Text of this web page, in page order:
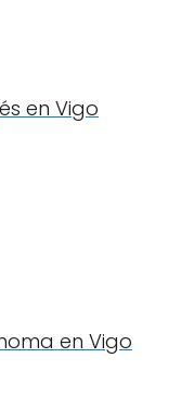
en Vigo
en Vigo